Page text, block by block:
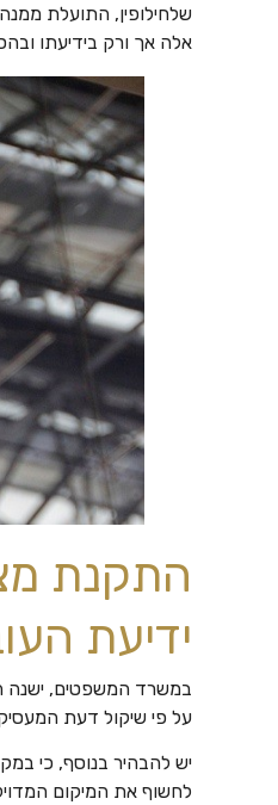
שלחילופין, התועלת
אלה אך ורק בידיעתו
התקנת
ידיעת
במשרד המשפטים, ישנה
על פי שיקול דעת
יש להבהיר בנוסף, כי
לחשוף את המיקום